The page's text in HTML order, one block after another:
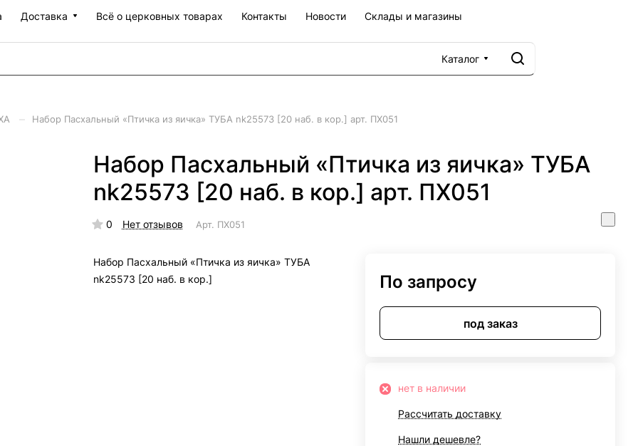
Доставка Всё о церковных товарах Контакты Новости Склады и магазины
Каталог
Набор Пасхальный «Птичка из яичка» ТУБА nk25573 [20 наб. в кор.] арт. ПХ051
Набор Пасхальный «Птичка из яичка» ТУБА
nk25573 [20 наб. в кор.] арт. ПХ051
0 Нет отзывов Арт. ПХ051
Набор Пасхальный «Птичка из яичка» ТУБА
nk25573 [20 наб. в кор.]
По запросу
под заказ
нет в наличии
Рассчитать доставку
Нашли дешевле?